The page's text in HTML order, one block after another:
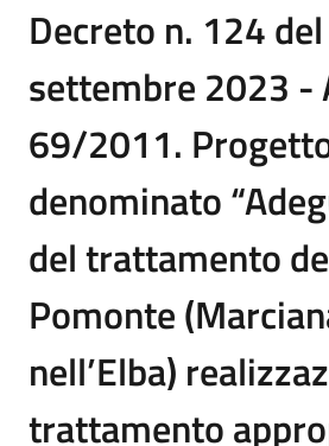
Decreto n. 124
settembre 2023 -
69/2011.
denominato
del trattamento
Pomonte
nell’Elba)
trattamento